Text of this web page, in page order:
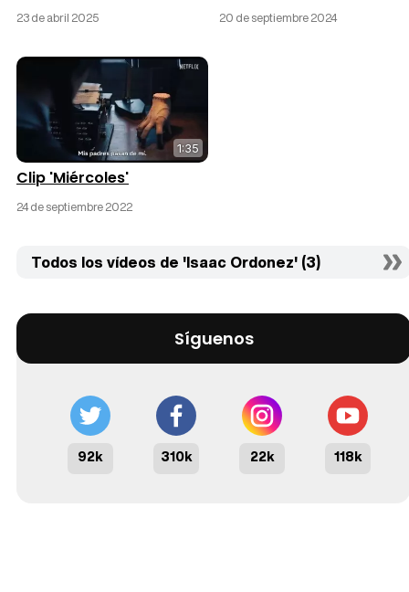
23 de abril 2025 20 de septiembre 2024
1:35
Clip 'Miércoles'
24 de septiembre 2022
Todos los vídeos de 'Isaac Ordonez' (3)
Síguenos
92k 310k 22k 118k